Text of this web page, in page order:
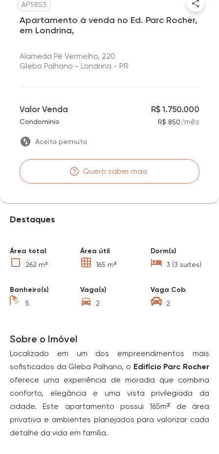
AP5853
Apartamento à venda no Ed. Parc Rocher,
em Londrina,
Alameda Pé Vermelho, 220
Gleba Palhano - Londrina - PR
Valor Venda R$ 1.750.000
Condomínio R$ 850/mês
Aceita permuta
Quero saber mais
Destaques
Área total
262 m²
Área útil
165 m²
Dorm(s)
3 (3 suítes)
Banheiro(s)
5
Vaga(s)
2
Vaga Cob.
2
Sobre o Imóvel
Localizado em um dos empreendimentos mais
sofisticados da Gleba Palhano, o Edifício Parc Rocher
oferece uma experiência de moradia que combina
conforto, elegância e uma vista privilegiada da
cidade. Este apartamento possui 165m² de área
privativa e ambientes planejados para valorizar cada
detalhe da vida em família.